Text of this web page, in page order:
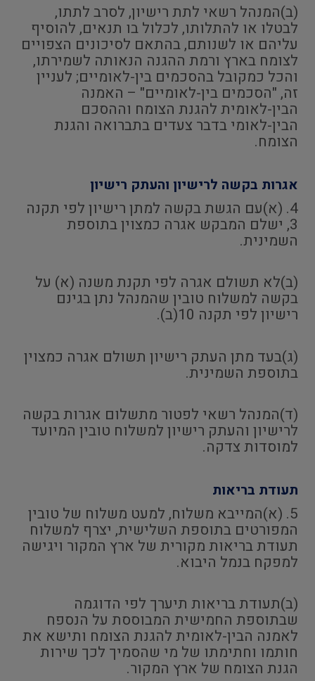
(ב)המנהל רשאי לתת רישיון, לסרב לתתו,
לבטלו או להתלותו, לכלול בו תנאים, להוסיף
עליהם או לשנותם, בהתאם לסיכונים הצפויים
לצומח בארץ ורמת ההגנה הנאותה לשמירתו,
והכל כמקובל בהסכמים בין-לאומיים; לעניין
זה, "הסכמים בין-לאומיים" – האמנה
הבין-לאומית להגנת הצומח וההסכם
הבין-לאומי בדבר צעדים בתברואה והגנת
הצומח.
אגרות בקשה לרישיון והעתק רישיון
4. (א)עם הגשת בקשה למתן רישיון לפי תקנה
3, ישלם המבקש אגרה כמצוין בתוספת
השמינית.
(ב)לא תשולם אגרה לפי תקנת משנה (א) על
בקשה למשלוח טובין שהמנהל נתן בגינם
רישיון לפי תקנה 10(ב).
(ג)בעד מתן העתק רישיון תשולם אגרה כמצוין
בתוספת השמינית.
(ד)המנהל רשאי לפטור מתשלום אגרות בקשה
לרישיון והעתק רישיון למשלוח טובין המיועד
למוסדות צדקה.
תעודת בריאות
5. (א)המייבא משלוח, למעט משלוח של טובין
המפורטים בתוספת השלישית, יצרף למשלוח
תעודת בריאות מקורית של ארץ המקור ויגישה
למפקח בנמל היבוא.
(ב)תעודת בריאות תיערך לפי הדוגמה
שבתוספת החמישית המבוססת על הנספח
לאמנה הבין-לאומית להגנת הצומח ותישא את
חותמו וחתימתו של מי שהסמיך לכך שירות
הגנת הצומח של ארץ המקור.